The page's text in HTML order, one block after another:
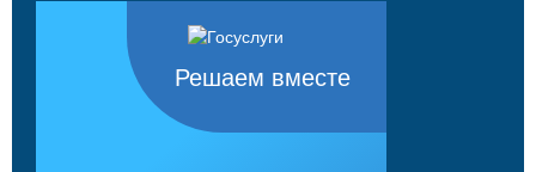
Решаем вместе